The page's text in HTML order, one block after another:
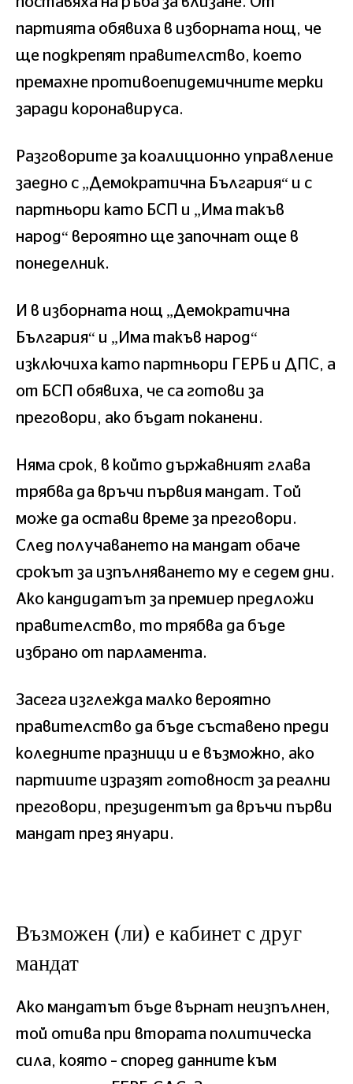
партията обявиха в изборната нощ, че
ще подкрепят правителство, което
премахне противоепидемичните мерки
заради коронавируса.
Разговорите за коалиционно управление
заедно с „Демократична България“ и с
партньори като БСП и „Има такъв
народ“ вероятно ще започнат още в
понеделник.
И в изборната нощ „Демократична
България“ и „Има такъв народ“
изключиха като партньори ГЕРБ и ДПС, а
от БСП обявиха, че са готови за
преговори, ако бъдат поканени.
Няма срок, в който държавният глава
трябва да връчи първия мандат. Той
може да остави време за преговори.
След получаването на мандат обаче
срокът за изпълняването му е седем дни.
Ако кандидатът за премиер предложи
правителство, то трябва да бъде
избрано от парламента.
Засега изглежда малко вероятно
правителство да бъде съставено преди
коледните празници и е възможно, ако
партиите изразят готовност за реални
преговори, президентът да връчи първи
мандат през януари.
Възможен (ли) е кабинет с друг
мандат
Ако мандатът бъде върнат неизпълнен,
той отива при втората политическа
сила, която – според данните към